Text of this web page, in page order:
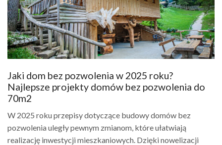
Jaki dom bez pozwolenia w 2025 roku?
Najlepsze projekty domów bez pozwolenia do
70m2
W 2025 roku przepisy dotyczące budowy domów bez
pozwolenia uległy pewnym zmianom, które ułatwiają
realizację inwestycji mieszkaniowych. Dzięki nowelizacji